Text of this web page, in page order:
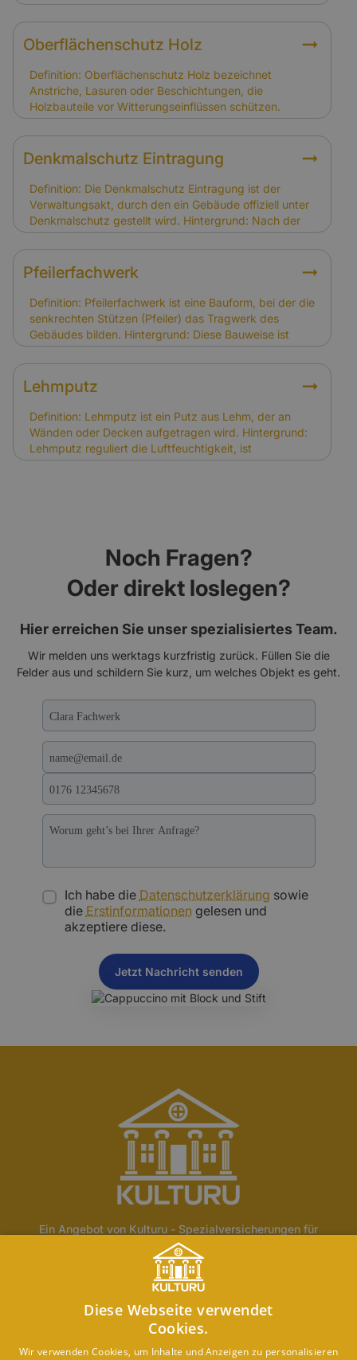
Dächer oder Hochwasser. Bei Fachwerkhäusern
können Wasserschäden gravierende Folgen haben, da
Holz und Lehm stark betroffen sind. Relevanz für
Sturm oder Hagel sind gedeckt. Schäden durch
Grundwasser oder fehlende Abdichtungen sind nur mit
Elementarversicherung abgesichert.
Oberflächenschutz Holz
Definition: Oberflächenschutz Holz bezeichnet
Anstriche, Lasuren oder Beschichtungen, die
Holzbauteile vor Witterungseinflüssen schützen.
Hintergrund: In Fachwerkhäusern dient er dem Erhalt
der tragenden Holzkonstruktion und der optischen
Gestaltung. Regelmäßige Pflege ist notwendig, um
Schäden zu vermeiden. Relevanz für Versicherung:
Schäden durch fehlenden Oberflächenschutz gelten
als Instandhaltungsproblem. Schäden durch Sturm
oder Feuer sind hingegen gedeckt.
Denkmalschutz Eintragung
Definition: Die Denkmalschutz Eintragung ist der
Verwaltungsakt, durch den ein Gebäude offiziell unter
Denkmalschutz gestellt wird. Hintergrund: Nach der
Eintragung gelten spezielle Auflagen für Sanierung,
Umbau und Nutzung. Eigentümer müssen diese
Auflagen beachten. Relevanz für Versicherung: Die
Versicherungsbedarf, da Wiederherstellungen
aufwändiger sind. Versicherer berücksichtigen dies
bei der Kalkulation der Prämien.
Pfeilerfachwerk
Definition: Pfeilerfachwerk ist eine Bauform, bei der die
senkrechten Stützen (Pfeiler) das Tragwerk des
Gebäudes bilden. Hintergrund: Diese Bauweise ist
besonders stabil und findet sich in historischen Bauten
wie Scheunen oder Stadthäusern. Sie erfordert
handwerkliche Spezialkenntnisse. Relevanz für
Versicherung: Pfeilerfachwerk kann die
Sanierungskosten erhöhen, was bei der Kalkulation
der Versicherungssumme berücksichtigt werden
muss.
Lehmputz
Definition: Lehmputz ist ein Putz aus Lehm, der an
Wänden oder Decken aufgetragen wird. Hintergrund:
Lehmputz reguliert die Luftfeuchtigkeit, ist
diffusionsoffen und trägt zu einem gesunden
Noch Fragen?
Oder direkt loslegen?
Hier erreichen Sie unser spezialisiertes Team.
Wir melden uns werktags kurzfristig zurück. Füllen Sie die
Felder aus und schildern Sie kurz, um welches Objekt es geht.
Ich habe die Datenschutzerklärung sowie
die Erstinformationen gelesen und
akzeptiere diese.
Ein Angebot von Kulturu - Spezialversicherungen für
Fachwerk und historische Gebäude.
Über UnsBlogLexikon
ErstinformationHaftungsausschlussImpressum
Datenschutz
Diese Webseite verwendet
Cookies.
Wir verwenden Cookies, um Inhalte und Anzeigen zu personalisieren